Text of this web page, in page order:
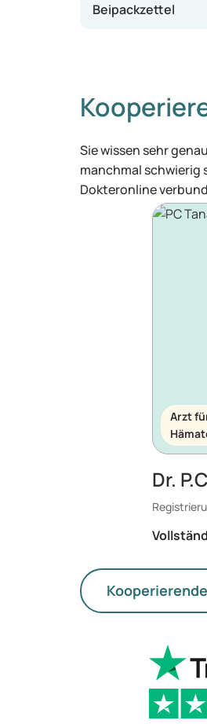
Beipackzettel
Sie wissen sehr
manchmal schwierig
Dokteronline
Arzt
Dr.